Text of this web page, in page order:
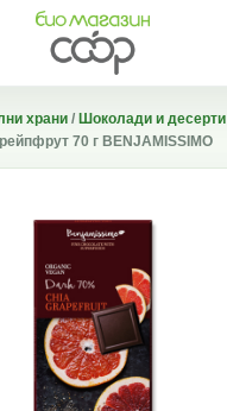
храни / Шоколади и десерти
70 г BENJAMISSIMO